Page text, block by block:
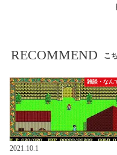
RECOMMEND こ
雑談・なん
2021.10.1